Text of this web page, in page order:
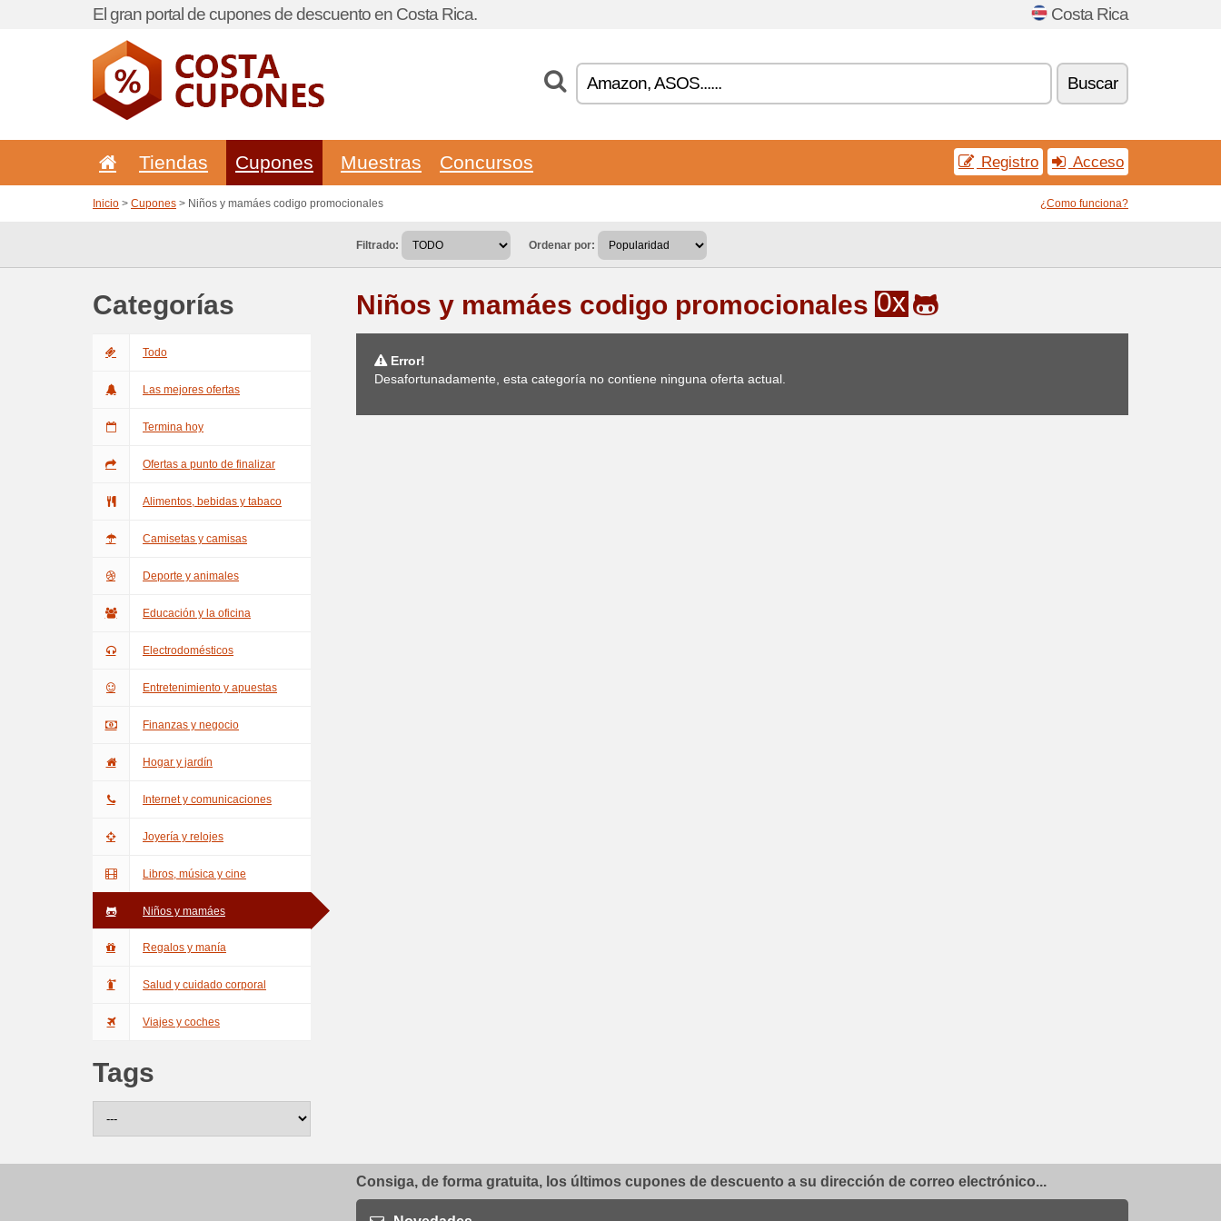
El gran portal de cupones de descuento en Costa Rica. Costa Rica
Buscar
Tiendas Cupones Muestras Concursos Registro Acceso
Inicio > Cupones > Niños y mamáes codigo promocionales ¿Como funciona?
Filtrado: Ordenar por:
Categorías
Todo
Las mejores ofertas
Termina hoy
Ofertas a punto de finalizar
Alimentos, bebidas y tabaco
Camisetas y camisas
Deporte y animales
Educación y la oficina
Electrodomésticos
Entretenimiento y apuestas
Finanzas y negocio
Hogar y jardín
Internet y comunicaciones
Joyería y relojes
Libros, música y cine
Niños y mamáes
Regalos y manía
Salud y cuidado corporal
Viajes y coches
Tags
Niños y mamáes codigo promocionales 0x
Error!
Desafortunadamente, esta categoría no contiene ninguna oferta actual.
Consiga, de forma gratuita, los últimos cupones de descuento a su dirección de correo electrónico...